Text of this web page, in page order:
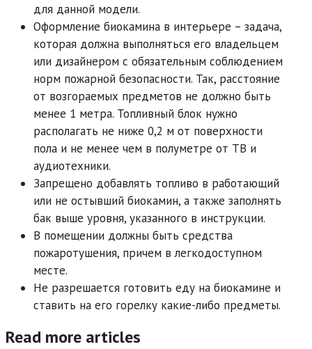
для данной модели.
Оформление биокамина в интерьере – задача,
которая должна выполняться его владельцем
или дизайнером с обязательным соблюдением
норм пожарной безопасности. Так, расстояние
от возгораемых предметов не должно быть
менее 1 метра. Топливный блок нужно
располагать не ниже 0,2 м от поверхности
пола и не менее чем в полуметре от ТВ и
аудиотехники.
Запрещено добавлять топливо в работающий
или не остывший биокамин, а также заполнять
бак выше уровня, указанного в инструкции.
В помещении должны быть средства
пожаротушения, причем в легкодоступном
месте.
Не разрешается готовить еду на биокамине и
ставить на его горелку какие-либо предметы.
Read more articles